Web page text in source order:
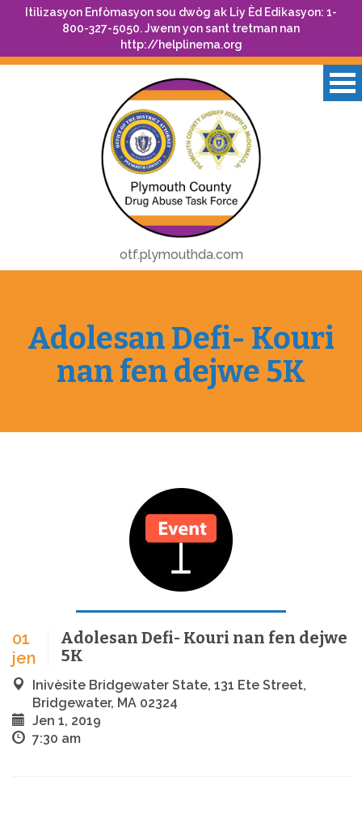
Itilizasyon Enfòmasyon sou dwòg ak Liy Èd Edikasyon: 1-
800-327-5050. Jwenn yon sant tretman nan
http://helplinema.org
otf.plymouthda.com
Adolesan Defi- Kouri
nan fen dejwe 5K
01
jen
Adolesan Defi- Kouri nan fen dejwe
5K
Inivèsite Bridgewater State, 131 Ete Street,
Bridgewater, MA 02324
Jen 1, 2019
7:30 am